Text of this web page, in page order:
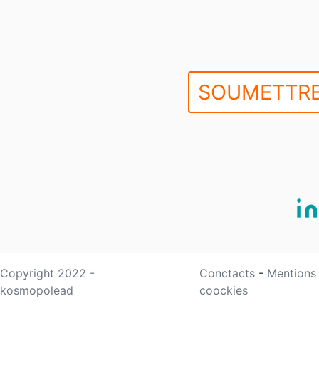
Copyright 2022 -
kosmopolead
Conctacts -
coockies